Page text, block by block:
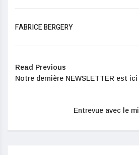
FABRICE BERGERY
Read Previous
Notre dernière NEWSLETTER est ici
Entrevue avec le